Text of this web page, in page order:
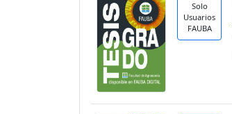
Solo
Usuarios
FAUBA